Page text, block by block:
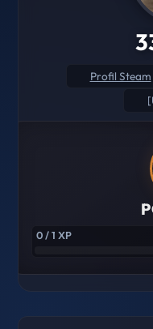
Profil Steam
0 / 1 XP